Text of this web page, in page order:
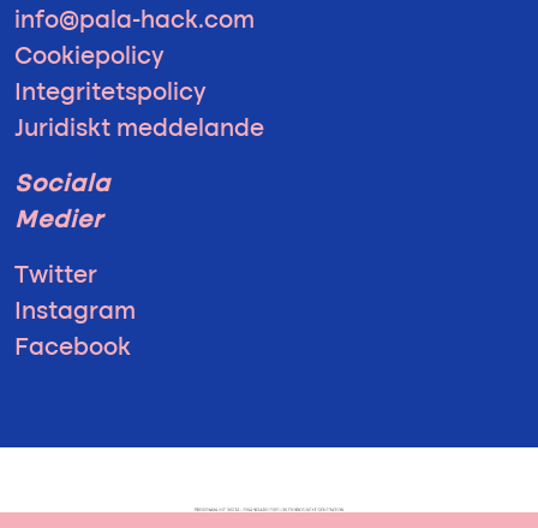
info@pala-hack.com
Cookiepolicy
Integritetspolicy
Juridiskt meddelande
Sociala
Medier
Twitter
Instagram
Facebook